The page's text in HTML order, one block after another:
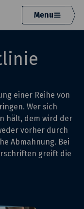
Menu
einer Reihe von
Wer sich
hält, dem wird der
vorher durch
Abmahnung. Bei
greift die